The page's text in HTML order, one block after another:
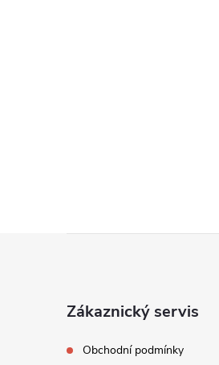
Zákaznický servis
Obchodní podmínky